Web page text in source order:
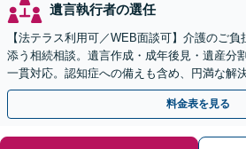
遺言執行者の選任
【法テラス利用可／WEB面談可】介護のご
添う相続相談。遺言作成・成年後見・遺産分
一貫対応。認知症への備えも含め、円満な解
料金表を見る